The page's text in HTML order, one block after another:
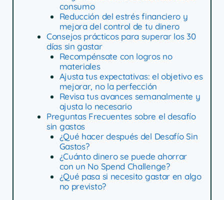
consumo
Reducción del estrés financiero y
mejora del control de tu dinero
Consejos prácticos para superar los 30
días sin gastar
Recompénsate con logros no
materiales
Ajusta tus expectativas: el objetivo es
mejorar, no la perfección
Revisa tus avances semanalmente y
ajusta lo necesario
Preguntas Frecuentes sobre el desafío
sin gastos
¿Qué hacer después del Desafío Sin
Gastos?
¿Cuánto dinero se puede ahorrar
con un No Spend Challenge?
¿Qué pasa si necesito gastar en algo
no previsto?